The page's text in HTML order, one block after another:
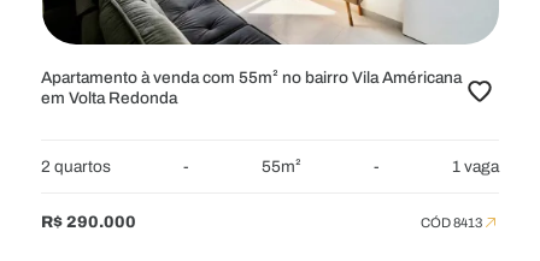
Apartamento à venda com 55m² no bairro Vila Américana
em Volta Redonda
2 quartos - 55m² - 1 vaga
R$ 290.000 CÓD 8413